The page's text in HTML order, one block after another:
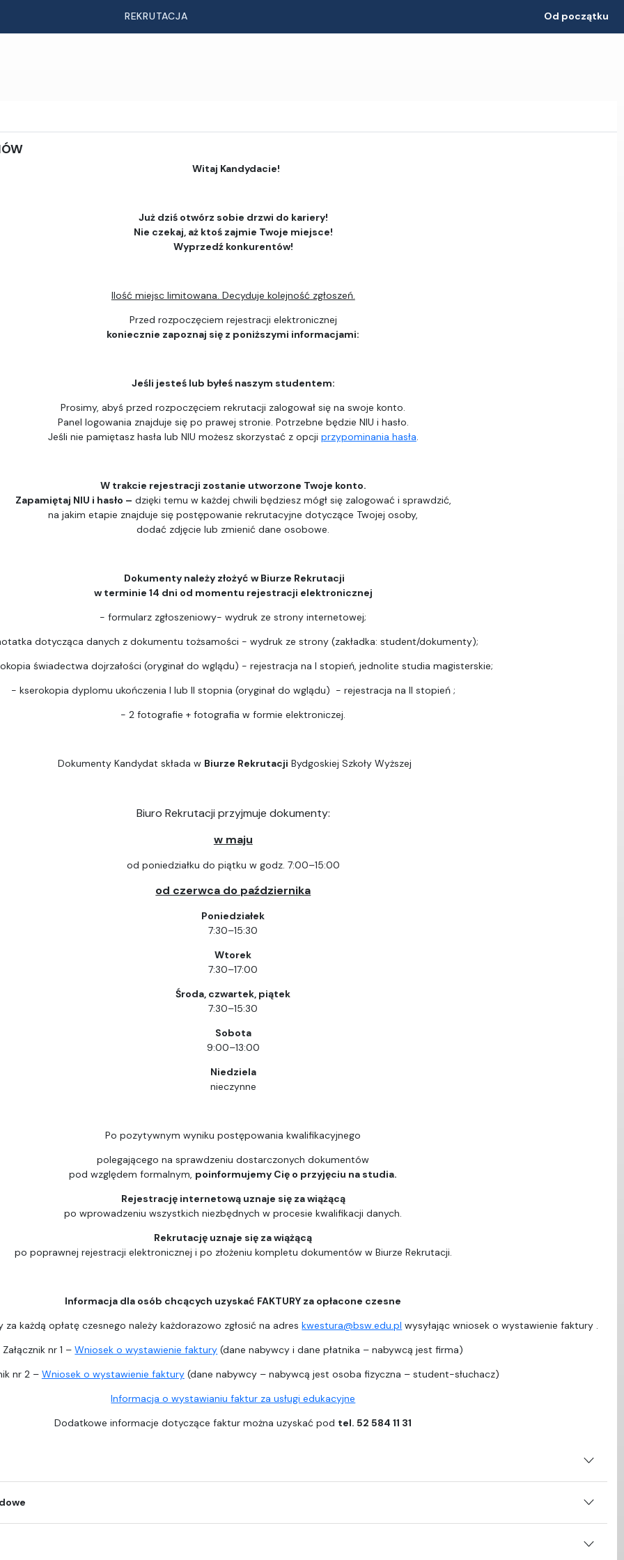
REKRUTACJA Od początku
Witaj Kandydacie!
Już dziś otwórz sobie drzwi do kariery!
Nie czekaj, aż ktoś zajmie Twoje miejsce!
Wyprzedź konkurentów!
Ilość miejsc limitowana. Decyduje kolejność zgłoszeń.
Przed rozpoczęciem rejestracji elektronicznej
koniecznie zapoznaj się z poniższymi informacjami:
Jeśli jesteś lub byłeś naszym studentem:
Prosimy, abyś przed rozpoczęciem rekrutacji zalogował się na swoje konto.
Panel logowania znajduje się po prawej stronie. Potrzebne będzie NIU i hasło.
Jeśli nie pamiętasz hasła lub NIU możesz skorzystać z opcji przypominania hasła
W trakcie rejestracji zostanie utworzone Twoje konto.
Zapamiętaj NIU i hasło – dzięki temu w każdej chwili będziesz mógł się zalogować i sprawdzić,
na jakim etapie znajduje się postępowanie rekrutacyjne dotyczące Twojej osoby,
dodać zdjęcie lub zmienić dane osobowe.
Dokumenty należy złożyć w Biurze Rekrutacji
w terminie 14 dni od momentu rejestracji elektronicznej
- formularz zgłoszeniowy- wydruk ze strony internetowej;
dotycząca danych z dokumentu tożsamości - wydruk ze strony (zakładka: student/dokumenty);
świadectwa dojrzałości (oryginał do wglądu) - rejestracja na I stopień, jednolite studia magisterskie;
- kserokopia dyplomu ukończenia I lub II stopnia (oryginał do wglądu) - rejestracja na II stopień ;
- 2 fotografie + fotografia w formie elektroniczej.
Dokumenty Kandydat składa w Biurze Rekrutacji Bydgoskiej Szkoły Wyższej
Biuro Rekrutacji przyjmuje dokumenty:
w maju
od poniedziałku do piątku w godz. 7:00–15:00
od czerwca do października
Poniedziałek
7:30–15:30
Wtorek
7:30–17:00
Środa, czwartek, piątek
7:30–15:30
Sobota
9:00–13:00
Niedziela
nieczynne
Po pozytywnym wyniku postępowania kwalifikacyjnego
polegającego na sprawdzeniu dostarczonych dokumentów
pod względem formalnym, poinformujemy Cię o przyjęciu na studia.
Rejestrację internetową uznaje się za wiążącą
po wprowadzeniu wszystkich niezbędnych w procesie kwalifikacji danych.
Rekrutację uznaje się za wiążącą
po poprawnej rejestracji elektronicznej i po złożeniu kompletu dokumentów w Biurze Rekrutacji.
Informacja dla osób chcących uzyskać FAKTURY za opłacone czesne
każdą opłatę czesnego należy każdorazowo zgłosić na adreskwestura@bsw.edu.pl wysyłając wniosek o wystawienie faktury .
Załącznik nr 1 –Wniosek o wystawienie faktury (dane nabywcy i dane płatnika – nabywcą jest firma)
nr 2 – Wniosek o wystawienie faktury(dane nabywcy – nabywcą jest osoba fizyczna – student-słuchacz)
Informacja o wystawianiu faktur za usługi edukacyjne
Dodatkowe informacje dotyczące faktur można uzyskać pod tel. 52 584 11 31